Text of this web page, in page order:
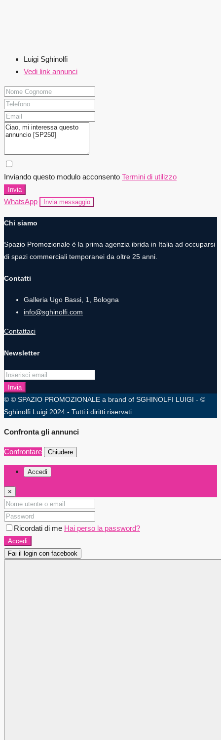
Luigi Sghinolfi
Vedi link annunci
Inviando questo modulo acconsento Termini di utilizzo
Invia
WhatsApp Invia messaggio
Chi siamo
Spazio Promozionale è la prima agenzia ibrida in Italia ad occuparsi
di spazi commerciali temporanei da oltre 25 anni.
Contatti
Galleria Ugo Bassi, 1, Bologna
info@sghinolfi.com
Contattaci
Newsletter
Invia
© © SPAZIO PROMOZIONALE a brand of SGHINOLFI LUIGI - ©
Sghinolfi Luigi 2024 - Tutti i diritti riservati
Confronta gli annunci
Confrontare Chiudere
Accedi
×
Ricordati di me Hai perso la password?
Accedi
Fai il login con facebook